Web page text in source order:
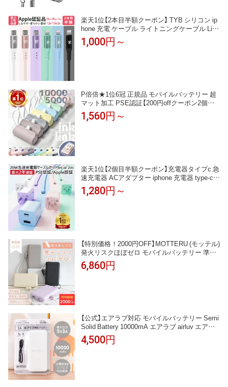
楽天1位【2本目半額クーポン】 TYB シリコン ip
hone 充電 ケーブル ライトニングケーブル Ligh
tning iphone充電コード USB 充電器 急速 apple
認証品 MFi認証17 16 16 14 14plus 13 mini pro
1,000円～
P倍倍★1位6冠 正規品 モバイルバッテリー 超
マット加工 PSE認証【200円offクーポン2個目
に使える】大容量 小型 軽量 ミニ iPhone 急速充
電 タイプc ケーブル ケーブル内蔵 Android Typ
1,560円～
楽天1位【2個目半額クーポン】充電器タイプc 急
速充電器 ACアダプター iphone 充電器 type-c
充電器 ケーブルセット pd充電器 20W USB PD
対応 PSE認証 iPhone充電ケーブル usb-c 急速
1,280円～
【特別価格！2000円OFF】MOTTERU (モッテル)
発火リスクほぼゼロ モバイルバッテリー 準固
体モバイルバッテリー 超安全・長寿命 10,000
mAh PD30W USB-Cストラップケーブル付 200
6,860円
【公式】エアラブ対応 モバイルバッテリー Semi
Solid Battery 10000mA エアラブ airluv エアラ
ブ5 プラス ポレッド
4,500円